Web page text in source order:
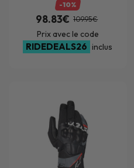
-10%
98.83€ 109.95€
Prix avec le code
RIDEDEALS26 inclus